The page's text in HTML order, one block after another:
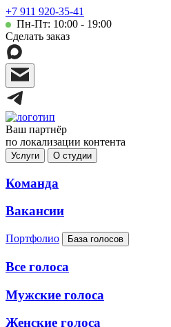
+7 911 920-35-41
Пн-Пт: 10:00 - 19:00
Сделать заказ
Ваш партнёр
по локализации контента
Услуги О студии
Команда
Вакансии
Портфолио База голосов
Все голоса
Мужские голоса
Женские голоса